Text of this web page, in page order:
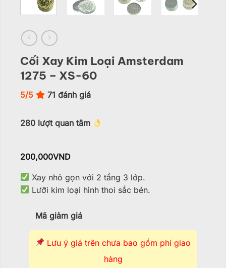
Cối Xay Kim Loại Amsterdam
1275 – XS-60
5/5 71 đánh giá
280 lượt quan tâm
200,000VND
Xay nhỏ gọn với 2 tầng 3 lớp.
Lưỡi kim loại hình thoi sắc bén.
Mã giảm giá
Lưu ý giá trên chưa bao gồm phí giao
hàng